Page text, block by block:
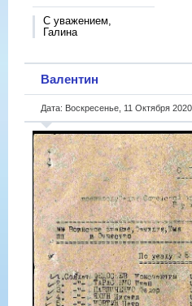
С уважением,
Галина
Валентин
Дата: Воскресенье, 11 Октября